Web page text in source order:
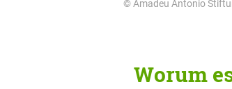
© Amadeu Antonio
Worum